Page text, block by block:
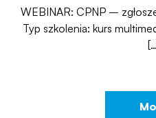
WEBINAR: CPNP –
Typ szkolenia: kurs